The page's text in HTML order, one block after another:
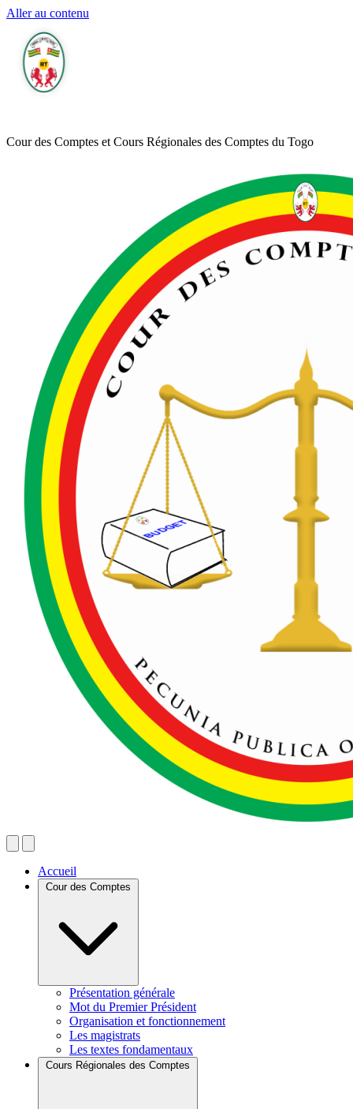
Aller au contenu
Cour des Comptes et Cours Régionales des Comptes du Togo
Accueil
Présentation générale
Mot du Premier Président
Organisation et fonctionnement
Les magistrats
Les textes fondamentaux